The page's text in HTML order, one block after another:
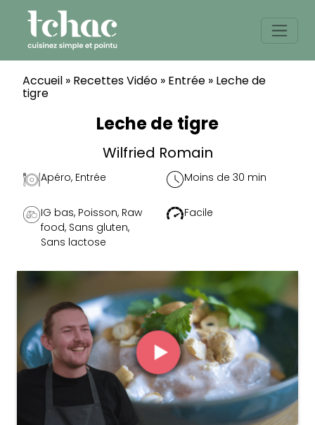
content
Accueil » Recettes Vidéo » Entrée » Leche de
tigre
Leche de tigre
Wilfried Romain
Apéro, Entrée Moins de 30 min
IG bas, Poisson, Raw
food, Sans gluten,
Sans lactose
Facile